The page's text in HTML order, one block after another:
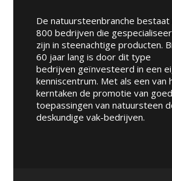
De natuursteenbranche bestaat
800 bedrijven die
zijn in steenachtige producten.
60 jaar lang is door dit type
bedrijven geïnvesteerd in een
kenniscentrum. Met als een van
kerntaken de promotie van
toepassingen van natuursteen
deskundige vak-bedrijven.